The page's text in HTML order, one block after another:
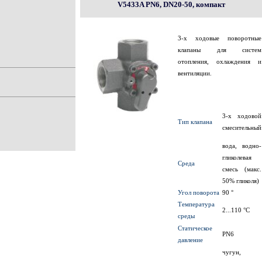
V5433A PN6, DN20-50, компакт
3-х ходовые поворотные
клапаны для систем
отопления, охлаждения и
вентиляции.
Тип клапана
3-х ходовой
смесительный
Среда
вода, водно-
гликолевая
смесь (макс.
50% гликоля)
Угол поворота 90 °
Температура
среды
2...110 °C
Статическое
давление
PN6
чугун,